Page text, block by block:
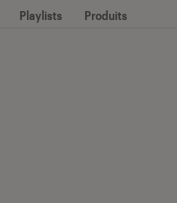
Playlists Produits